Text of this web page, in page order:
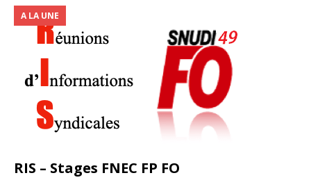
RIS – Stages FNEC FP FO
A LA UNE